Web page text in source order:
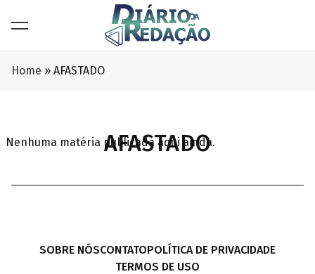
Home » AFASTADO
AFASTADO
Nenhuma matéria publicada aqui ainda.
SOBRE NÓSCONTATOPOLÍTICA DE PRIVACIDADE
TERMOS DE USO